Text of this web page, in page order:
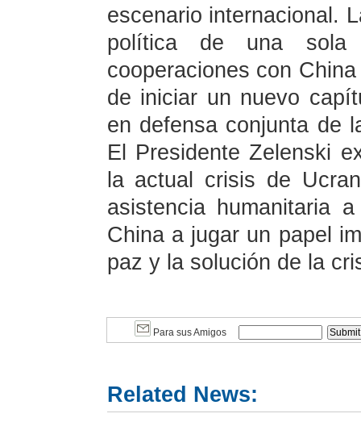
escenario internacional.
política de una sola
cooperaciones con
de iniciar un nuevo
en defensa conjunta de
El Presidente Zelenski
la actual crisis de
asistencia humanitaria
China a jugar un papel
paz y la solución de la
Para sus Amigos
Related News: